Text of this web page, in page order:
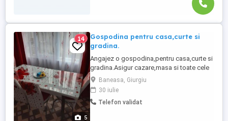
5
14
Gospodina pentru casa,curte si
gradina.
Angajez o gospodina,pentru casa,curte si
gradina.Asigur cazare,masa si toate cele
de trebuinta !
Baneasa, Giurgiu
30 iulie
Telefon validat